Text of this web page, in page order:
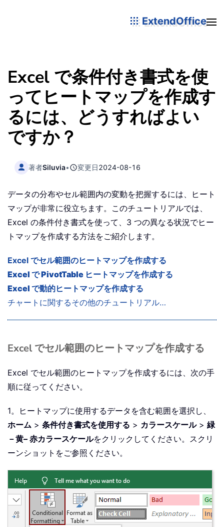
ExtendOffice
Excel で条件付き書式を使
ってヒートマップを作成す
るには、どうすればよい
ですか？
著者Siluvia• 変更日2024-08-16
データの分布やセル範囲内の変動を把握するには、ヒート
マップが非常に役立ちます。このチュートリアルでは、
Excel の条件付き書式を使って、3 つの異なる状況でヒー
トマップを作成する方法をご紹介します。
Excel でセル範囲のヒートマップを作成する
Excel で PivotTable ヒートマップを作成する
Excel で動的ヒートマップを作成する
チャートに関するその他のチュートリアル…
Excel でセル範囲のヒートマップを作成する
Excel でセル範囲のヒートマップを作成するには、次の手
順に従ってください。
1。ヒートマップに使用するデータを含む範囲を選択し、
ホーム > 条件付き書式を使用する > カラースケール> 緑
－黄– 赤カラースケールをクリックしてください。スクリ
ーンショットをご参照ください。